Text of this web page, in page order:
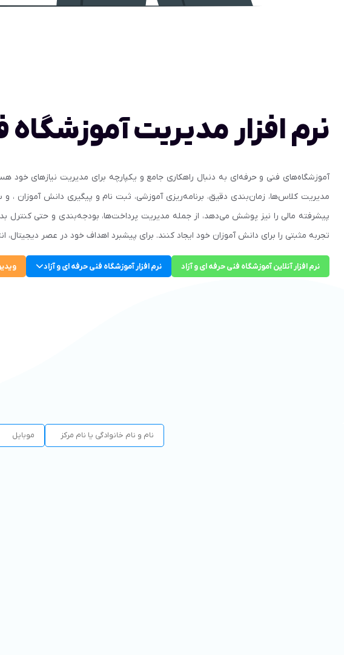
نرم افزار مدیریت آموزشگاه
آموزشگاه‌های فنی و حرفه‌ای به دنبال راهکاری جامع و یکپارچه برای مدیریت نیازهای خود
مدیریت کلاس‌ها، زمان‌بندی دقیق، برنامه‌ریزی آموزشی، ثبت نام و پیگیری دانش آموزان ،
پیشرفته مالی را نیز پوشش می‌دهد، از جمله مدیریت پرداخت‌ها، بودجه‌بندی و حتی کنترل
تجربه مثبتی را برای دانش آموزان خود ایجاد کنند. برای پیشبرد اهداف خود در عصر دیجیتال،
نرم افزار آنلاین آموزشگاه فنی حرفه ای و آزاد نرم افزار آموزشگاه فنی حرفه ای و آزاد